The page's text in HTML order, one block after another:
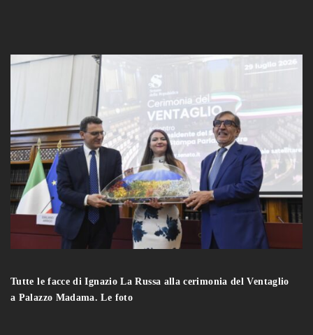
Tutte le facce di Ignazio La Russa alla cerimonia del Ventaglio
a Palazzo Madama. Le foto